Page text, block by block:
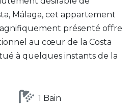
Málaga, cet appartement
présenté offre
au cœur de la Costa
à quelques instants de la
1 Bain